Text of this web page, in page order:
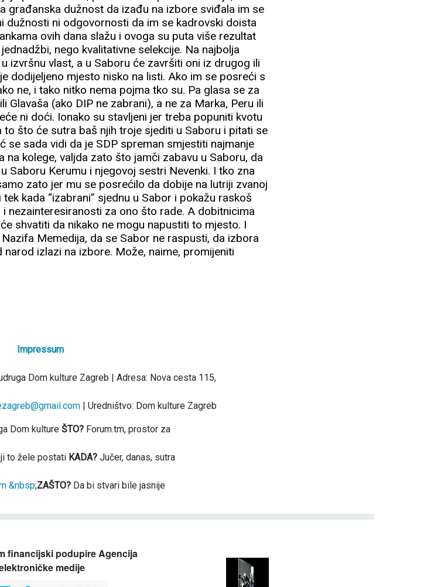
građanska dužnost da izađu na izbore sviđala im se
dužnosti ni odgovornosti da im se kadrovski doista
ovih dana slažu i ovoga su puta više rezultat
nego kvalitativne selekcije. Na najbolja
izvršnu vlast, a u Saboru će završiti oni iz drugog ili
dodijeljeno mjesto nisko na listi. Ako im se posreći s
ne, i tako nitko nema pojma tko su. Pa glasa se za
Glavaša (ako DIP ne zabrani), a ne za Marka, Peru ili
ni doći. Ionako su stavljeni jer treba popuniti kvotu
što će sutra baš njih troje sjediti u Saboru i pitati se
se sada vidi da je SDP spreman smjestiti najmanje
na kolege, valjda zato što jamči zabavu u Saboru, da
Saboru Kerumu i njegovoj sestri Nevenki. I tko zna
zato jer mu se posrećilo da dobije na lutriji zvanoj
kada “izabrani” sjednu u Sabor i pokažu raskoš
nezainteresiranosti za ono što rade. A dobitnicima
shvatiti da nikako ne mogu napustiti to mjesto. I
Memedija, da se Sabor ne raspusti, da izbora
izlazi na izbore. Može, naime, promijeniti
Impressum
Dom kulture Zagreb | Adresa: Nova cesta 115,
| Uredništvo: Dom kulture Zagreb
Dom kulture ŠTO? Forum.tm, prostor za
to žele postati KADA? Jučer, danas, sutra
&nbsp;ZAŠTO? Da bi stvari bile jasnije
financijski podupire Agencija
medije